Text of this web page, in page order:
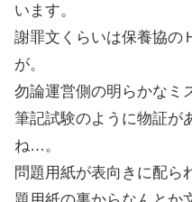
います。
謝罪文くらいは保養協の
が。
勿論運営側の明らかなミ
筆記試験のように物証が
ね…。
問題用紙が表向きに配ら